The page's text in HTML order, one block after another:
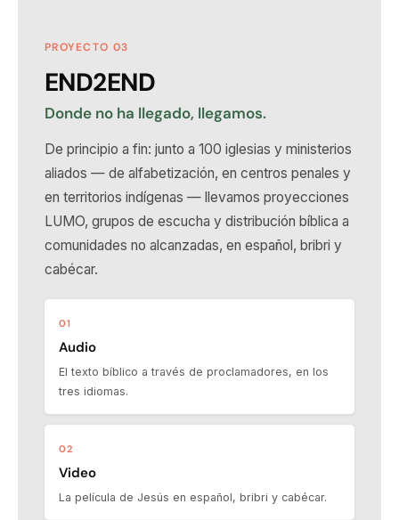
PROYECTO 03
END2END
Donde no ha llegado, llegamos.
De principio a fin: junto a 100 iglesias y ministerios
aliados — de alfabetización, en centros penales y
en territorios indígenas — llevamos proyecciones
LUMO, grupos de escucha y distribución bíblica a
comunidades no alcanzadas, en español, bribri y
cabécar.
01
Audio
El texto bíblico a través de proclamadores, en los
tres idiomas.
02
Video
La película de Jesús en español, bribri y cabécar.